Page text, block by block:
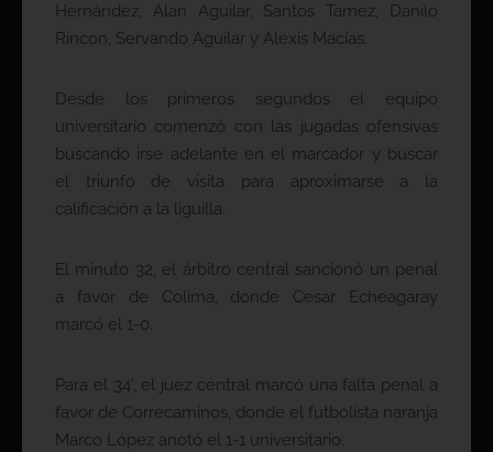
Hernández, Alan Aguilar, Santos Tamez, Danilo
Rincon, Servando Aguilar y Alexis Macías.
Desde los primeros segundos el equipo
universitario comenzó con las jugadas ofensivas
buscando irse adelante en el marcador y buscar
el triunfo de visita para aproximarse a la
calificación a la liguilla.
El minuto 32, el árbitro central sancionó un penal
a favor de Colima, donde Cesar Echeagaray
marcó el 1-0.
Para el 34’, el juez central marcó una falta penal a
favor de Correcaminos, donde el futbolista naranja
Marco López anotó el 1-1 universitario.